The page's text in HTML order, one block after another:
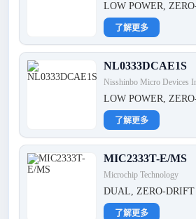
LOW POWER,
了解更多
NL0333DCAE1S
Nisshinbo Micro Devices
LOW POWER,
了解更多
MIC2333T-E/MS
Microchip Technology
DUAL, ZERO-DRIFT
了解更多